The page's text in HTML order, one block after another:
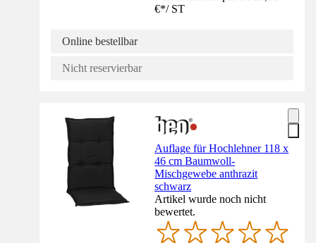
€*/ ST
Online bestellbar
Nicht reservierbar
Auflage für Hochlehner 118 x
46 cm Baumwoll-
Mischgewebe anthrazit
schwarz
Artikel wurde noch nicht
bewertet.